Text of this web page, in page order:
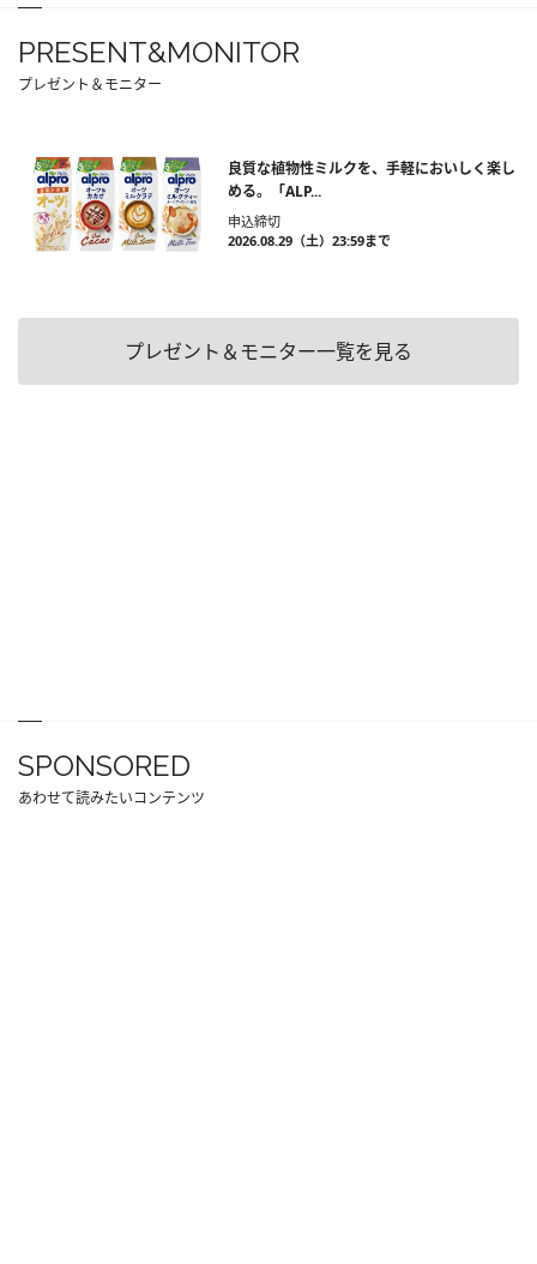
PRESENT&MONITOR
プレゼント＆モニター
良質な植物性ミルクを、手軽においしく楽し
める。「ALP...
申込締切
2026.08.29（土）23:59まで
プレゼント＆モニター一覧を見る
SPONSORED
あわせて読みたいコンテンツ